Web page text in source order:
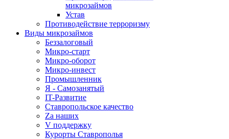
микрозаймов
Устав
Противодействие терроризму
Виды микрозаймов
Беззалоговый
Микро-старт
Микро-оборот
Микро-инвест
Промышленник
Я - Самозанятый
IT-Развитие
Ставропольское качество
Za наших
V поддержку
Курорты Ставрополья